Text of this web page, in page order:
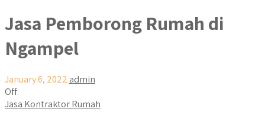
Jasa Pemborong Rumah di
Ngampel
January 6, 2022 admin
Off
Jasa Kontraktor Rumah